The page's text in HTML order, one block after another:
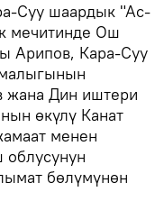
Суу шаардык "Аc-
мечитинде Ош
Арипов, Кара-Суу
жана Дин иштери
өкүлү Канат
менен
бөлүмүнөн